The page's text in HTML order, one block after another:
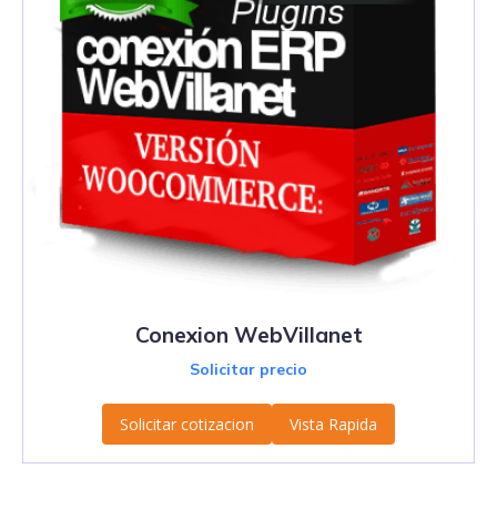
Conexion WebVillanet
Solicitar precio
Solicitar cotizacion Vista Rapida